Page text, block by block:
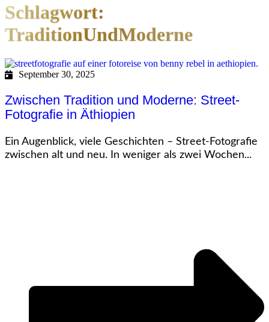
Schlagwort:
TraditionUndModerne
September 30, 2025
Zwischen Tradition und Moderne: Street-
Fotografie in Äthiopien
Ein Augenblick, viele Geschichten – Street-Fotografie
zwischen alt und neu. In weniger als zwei Wochen...